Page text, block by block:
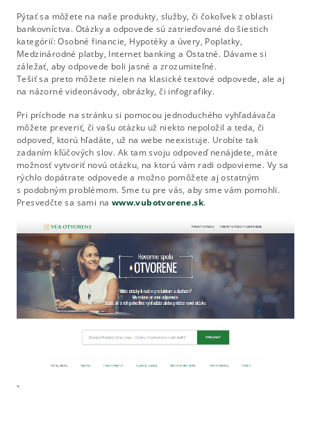
Pýtať sa môžete na naše produkty, služby, či čokoľvek z oblasti
bankovníctva. Otázky a odpovede sú zatrieďované do šiestich
kategórií: Osobné financie, Hypotéky a úvery, Poplatky,
Medzinárodné platby, Internet banking a Ostatné. Dávame si
záležať, aby odpovede boli jasné a zrozumiteľné.
Tešiť sa preto môžete nielen na klasické textové odpovede, ale aj
na názorné videonávody, obrázky, či infografiky.
Pri príchode na stránku si pomocou jednoduchého vyhľadávača
môžete preveriť, či vašu otázku už niekto nepoložil a teda, či
odpoveď, ktorú hľadáte, už na webe neexistuje. Urobíte tak
zadaním kľúčových slov. Ak tam svoju odpoveď nenájdete, máte
možnosť vytvoriť novú otázku, na ktorú vám radi odpovieme. Vy sa
rýchlo dopátrate odpovede a možno pomôžete aj ostatným
s podobným problémom. Sme tu pre vás, aby sme vám pomohli.
Presvedčte sa sami na www.vubotvorene.sk.
"